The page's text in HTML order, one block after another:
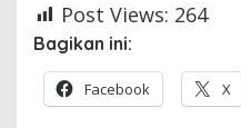
Post Views: 264
Bagikan ini:
Facebook X